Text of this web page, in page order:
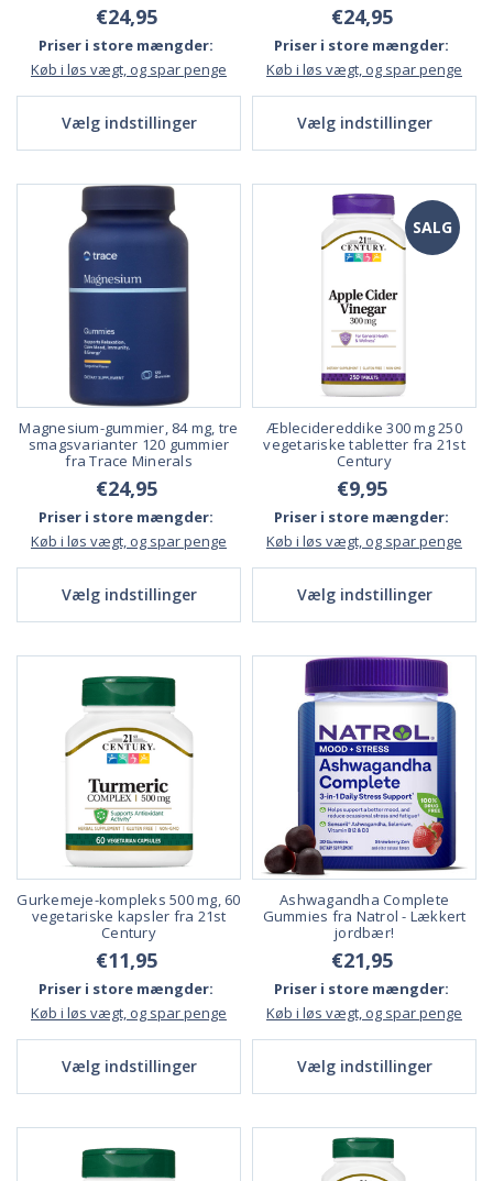
€24,95
Priser i store mængder:
Køb i løs vægt, og spar penge
Vælg indstillinger
€24,95
Priser i store mængder:
Køb i løs vægt, og spar penge
Vælg indstillinger
Magnesium-gummier, 84 mg, tre
smagsvarianter 120 gummier
fra Trace Minerals
€24,95
Priser i store mængder:
Køb i løs vægt, og spar penge
Vælg indstillinger
SALG
Æblecidereddike 300 mg 250
vegetariske tabletter fra 21st
Century
€9,95
Priser i store mængder:
Køb i løs vægt, og spar penge
Vælg indstillinger
Gurkemeje-kompleks 500 mg, 60
vegetariske kapsler fra 21st
Century
€11,95
Priser i store mængder:
Køb i løs vægt, og spar penge
Vælg indstillinger
Ashwagandha Complete
Gummies fra Natrol - Lækkert
jordbær!
€21,95
Priser i store mængder:
Køb i løs vægt, og spar penge
Vælg indstillinger